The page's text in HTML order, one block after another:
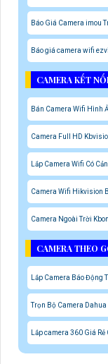
Báo Giá Camera imou
Báo giá camera wifi
CAMERA KẾT
Bán Camera Wifi Hình
Camera Full HD
Lắp Camera Wifi Có
Camera Wifi Hikvision
Camera Ngoài Trời
CAMERA THEO
Lắp Camera Báo Động
Trọn Bộ Camera Dahua
Lắp camera 360 Giá